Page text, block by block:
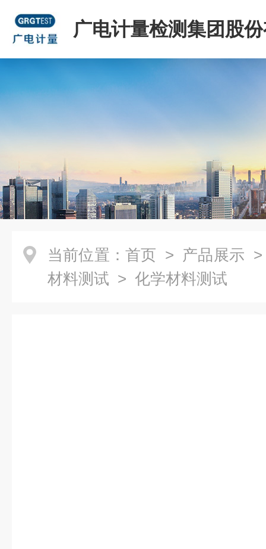
广电计量检测集团股
司
当前位置： 首页 > 产品展示
材料测试 > 化学材料测试